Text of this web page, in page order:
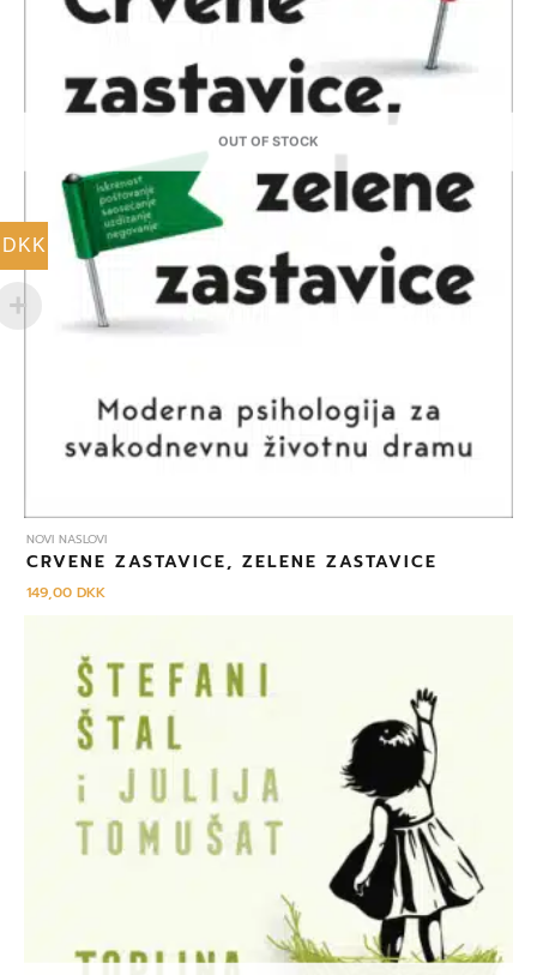
OUT OF STOCK
NOVI NASLOVI
CRVENE ZASTAVICE, ZELENE ZASTAVICE
149,00DKK
DKK